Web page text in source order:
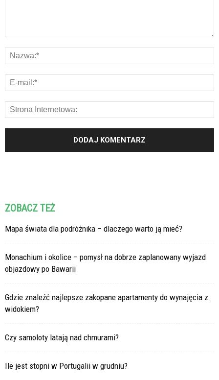
ZOBACZ TEŻ
Mapa świata dla podróżnika – dlaczego warto ją mieć?
Monachium i okolice – pomysł na dobrze zaplanowany wyjazd
objazdowy po Bawarii
Gdzie znaleźć najlepsze zakopane apartamenty do wynajęcia z
widokiem?
Czy samoloty latają nad chmurami?
Ile jest stopni w Portugalii w grudniu?